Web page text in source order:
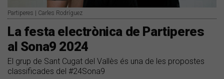
Partiperes | Carles Rodríguez
La festa electrònica de Partiperes
al Sona9 2024
El grup de Sant Cugat del Vallès és una de les propostes
classificades del #24Sona9